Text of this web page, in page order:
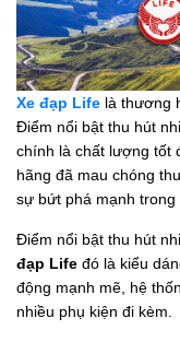
Xe đạp Life là thương
Điểm nổi bật thu hút
chính là chất lượng tốt
hãng đã mau chóng
sự bứt phá mạnh trong
Điểm nổi bật thu hút
đạp Life đó là kiểu
động mạnh mẽ, hệ
nhiều phụ kiện đi kèm.